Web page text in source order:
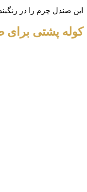
این صندل چرم را در
کوله پشتی